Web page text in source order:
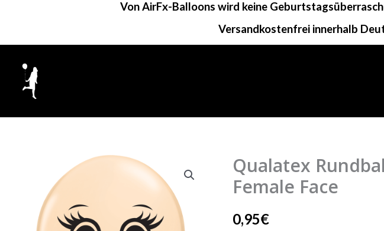
springen
Von AirFx-Balloons wird keine
Versandkostenfrei innerhalb
Qualatex
Female Face
0,95€
Qualatex
Rundballon
|
16"